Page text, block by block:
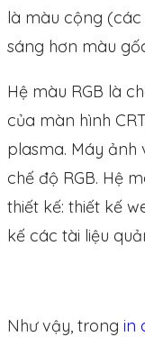
là màu cộng (các
sáng hơn màu
Hệ màu RGB là
của màn hình
plasma. Máy ảnh
chế độ RGB. Hệ
thiết kế: thiết kế
kế các tài liệu
Như vậy, trong in